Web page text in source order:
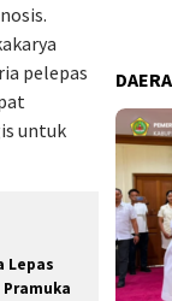
pelepas
untuk
Lepas